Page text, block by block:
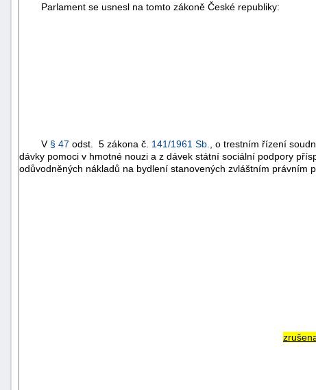
Parlament se usnesl na tomto zákoně České republiky:
V § 47 odst. 5 zákona č. 141/1961 Sb. , o trestním řízení
dávky pomoci v hmotné nouzi a z dávek státní sociální podpory
odůvodněných nákladů na bydlení stanovených zvláštním právním